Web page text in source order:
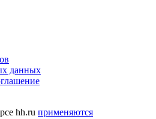
данных
hh.ru применяются